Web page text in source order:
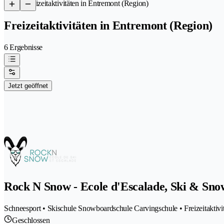
/Freizeitaktivitäten in Entremont (Region)
Freizeitaktivitäten in Entremont (Region)
6 Ergebnisse
Jetzt geöffnet
Rock N Snow - Ecole d'Escalade, Ski &
Schneesport • Skischule Snowboardschule Carvingschule •
Geschlossen